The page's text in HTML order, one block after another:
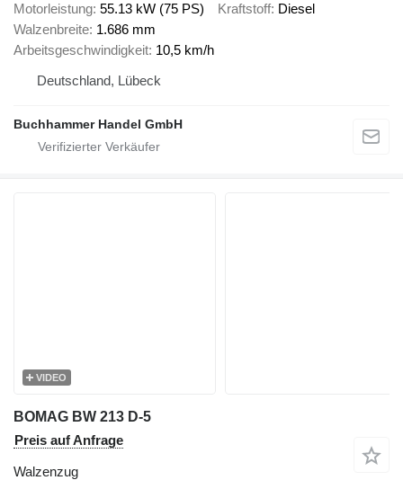
Motorleistung 55.13 kW (75 PS) Kraftstoff Diesel
Walzenbreite 1.686 mm
Arbeitsgeschwindigkeit 10,5 km/h
Deutschland, Lübeck
Buchhammer Handel GmbH
VIDEO
BOMAG BW 213 D-5
Preis auf Anfrage
Walzenzug